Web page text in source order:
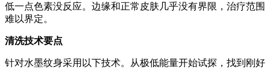
低一点色素没反应。边缘和正常皮肤几乎没有界限，治疗范围
难以界定。
清洗技术要点
针对水墨纹身采用以下技术。从极低能量开始试探，找到刚好